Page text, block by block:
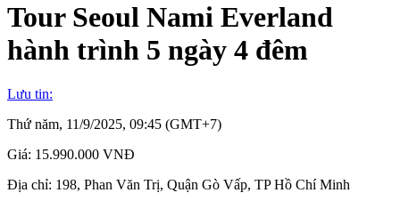
Tour Seoul Nami Everland
hành trình 5 ngày 4 đêm
Lưu tin:
Thứ năm, 11/9/2025, 09:45 (GMT+7)
Giá: 15.990.000 VNĐ
Địa chỉ: 198, Phan Văn Trị, Quận Gò Vấp, TP Hồ Chí Minh